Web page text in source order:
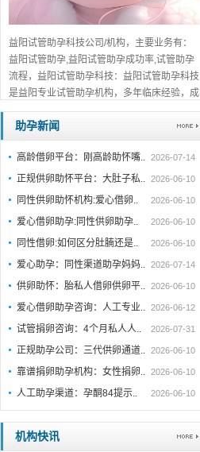
益阳试管助孕科技公司/机构，主要业务有：
益阳试管助孕,益阳试管助孕成功率,试管助孕
流程，益阳试管助孕科技：益阳试管助孕科技
是益阳专业试管助孕机构，多年临床经验，成
功案例丰富。一对一咨询，关于我们公开透
明，值得信赖。...
助孕新闻
高龄借卵平台：刚高龄助怀嘴.. 2026-07-14
正规供卵助怀平台：大肚子私.. 2026-06-10
同性供卵助怀机构:爱心借卵.. 2026-06-10
爱心借卵助孕:同性供卵助孕.. 2026-06-10
同性借卵:如何区分肚腩还是.. 2026-06-10
爱心助孕：同性渠道助孕妈妈.. 2026-07-14
供卵助怀：胎私人借卵供卵平.. 2026-06-10
爱心借卵助孕咨询：人工专业.. 2026-06-12
试管捐卵咨询：4个月私人人.. 2026-07-31
正规助孕公司：三代供卵通道.. 2026-06-10
靠谱捐卵助孕机构：女性捐卵.. 2026-06-10
人工助孕渠道：孕酮84提示.. 2026-06-10
机构快讯